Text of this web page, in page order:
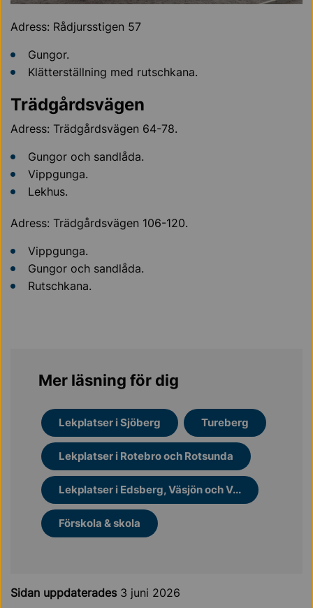
Adress: Rådjursstigen 57
Gungor.
Klätterställning med rutschkana.
Trädgårdsvägen
Adress: Trädgårdsvägen 64-78.
Gungor och sandlåda.
Vippgunga.
Lekhus.
Adress: Trädgårdsvägen 106-120.
Vippgunga.
Gungor och sandlåda.
Rutschkana.
Mer läsning för dig
Lekplatser i Sjöberg Tureberg
Lekplatser i Rotebro och Rotsunda
Lekplatser i Edsberg, Väsjön och V...
Förskola & skola
Sidan uppdaterades 3 juni 2026